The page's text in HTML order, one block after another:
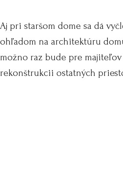
Aj pri staršom dome sa dá
ohľadom na architektúru
možno raz bude pre
rekonštrukcii ostatných